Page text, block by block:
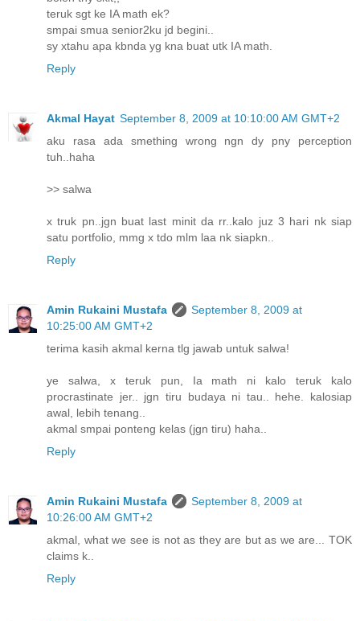
teruk sgt ke IA math ek?
smpai smua senior2ku jd begini..
sy xtahu apa kbnda yg kna buat utk IA math.
Reply
Akmal Hayat September 8, 2009 at 10:10:00 AM GMT+2
aku rasa ada smething wrong ngn dy pny perception
tuh..haha
>> salwa
x truk pn..jgn buat last minit da rr..kalo juz 3 hari nk siap
satu portfolio, mmg x tdo mlm laa nk siapkn..
Reply
Amin Rukaini Mustafa
September 8, 2009 at
10:25:00 AM GMT+2
terima kasih akmal kerna tlg jawab untuk salwa!
ye salwa, x teruk pun, Ia math ni kalo teruk kalo
procrastinate jer.. jgn tiru budaya ni tau.. hehe. kalosiap
awal, lebih tenang..
akmal smpai ponteng kelas (jgn tiru) haha..
Reply
Amin Rukaini Mustafa
September 8, 2009 at
10:26:00 AM GMT+2
akmal, what we see is not as they are but as we are... TOK
claims k..
Reply